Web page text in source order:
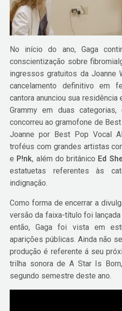
No início do ano, Gaga
conscientização sobre
ingressos gratuitos da Joanne
cancelamento definitivo em
cantora anunciou sua residência
Grammy em duas
concorreu ao gramofone de
Joanne por Best Pop Vocal
troféus com grandes artistas
e P!nk, além do britânico Ed
estatuetas referentes às
indignação.
Como forma de encerrar a
versão da faixa-título foi
então, Gaga foi vista em
aparições públicas. Ainda não
produção é referente á seu
trilha sonora de A Star Is
segundo semestre deste ano.